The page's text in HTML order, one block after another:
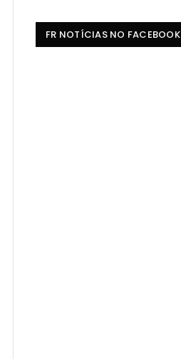
FR NOTÍCIAS NO FACEBOOK